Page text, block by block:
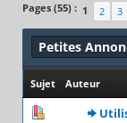
Pages (55) : 1 2 3
Petites
Sujet Auteur
0